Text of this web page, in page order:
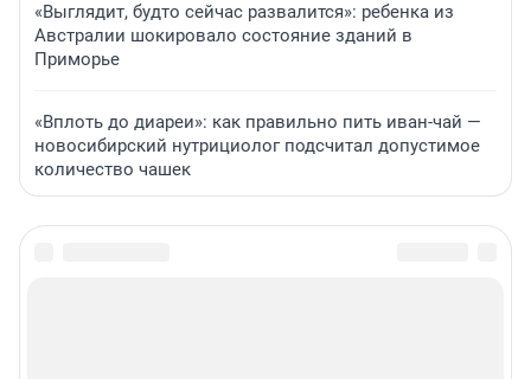
«Выглядит, будто сейчас развалится»: ребенка из
Австралии шокировало состояние зданий в
Приморье
«Вплоть до диареи»: как правильно пить иван-чай —
новосибирский нутрициолог подсчитал допустимое
количество чашек